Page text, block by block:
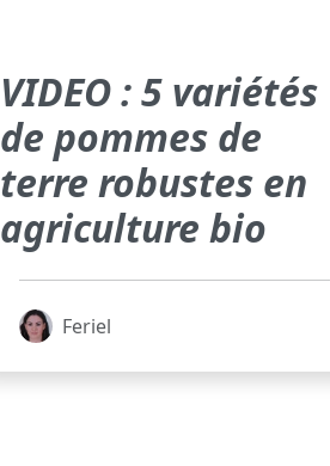
VIDEO : 5 variétés
de pommes de
terre robustes en
agriculture bio
Feriel